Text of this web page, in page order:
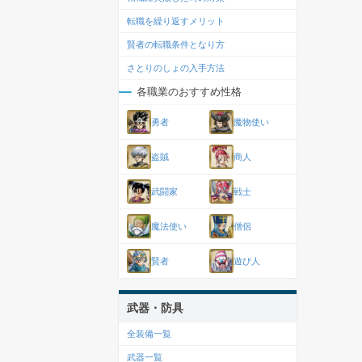
転職を繰り返すメリット
賢者の転職条件となり方
さとりのしょの入手方法
各職業のおすすめ性格
勇者 魔物使い
盗賊 商人
武闘家 戦士
魔法使い 僧侶
賢者 遊び人
武器・防具
全装備一覧
武器一覧